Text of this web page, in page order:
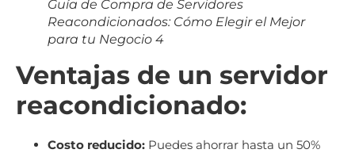
Guía de Compra de Servidores
Reacondicionados: Cómo Elegir el Mejor
para tu Negocio 4
Ventajas de un servidor
reacondicionado:
Costo reducido: Puedes ahorrar hasta un 50%